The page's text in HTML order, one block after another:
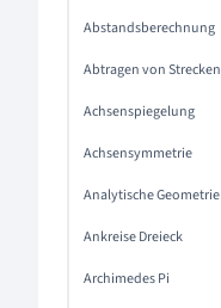
Abstandsberechnung
Abtragen von Strecken
Achsenspiegelung
Achsensymmetrie
Analytische Geometrie
Ankreise Dreieck
Archimedes Pi